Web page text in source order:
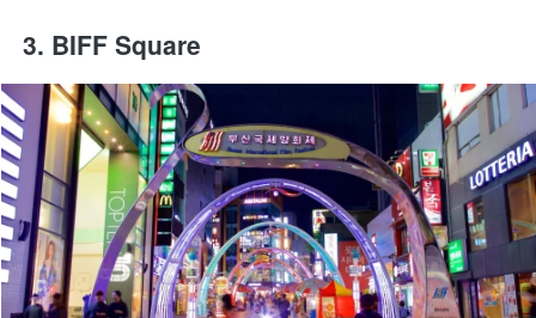
3. BIFF Square